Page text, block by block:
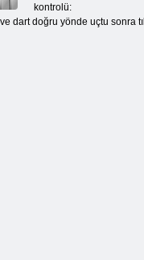
kontrolü:
dart doğru yönde uçtu sonra